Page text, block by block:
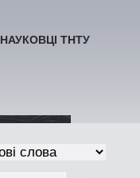
НАУКОВЦІ ТНТУ